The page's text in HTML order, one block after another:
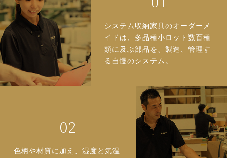
システム収納家具のオーダーメ
イドは、多品種小ロット数百種
類に及ぶ部品を、製造、管理す
る自慢のシステム。
色柄や材質に加え、湿度と気温